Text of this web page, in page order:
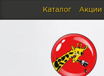
Каталог Акции